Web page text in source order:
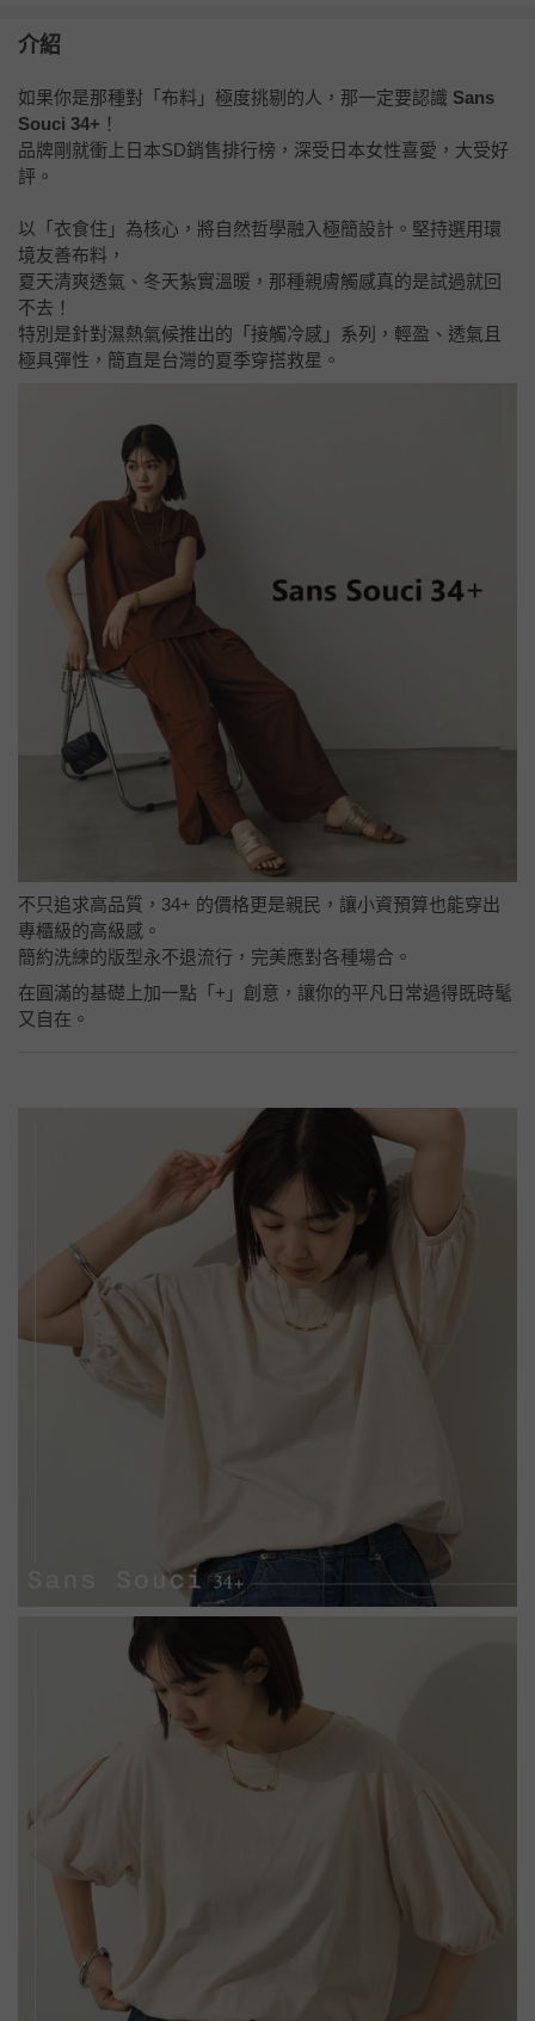
介紹
如果你是那種對「布料」極度挑剔的人，那一定要認識 Sans
Souci 34+ ！
品牌剛就衝上日本SD銷售排行榜，深受日本女性喜愛，大受好
評。
以「衣食住」為核心，將自然哲學融入極簡設計。堅持選用環
境友善布料，
夏天清爽透氣、冬天紮實溫暖，那種親膚觸感真的是試過就回
不去！
特別是針對濕熱氣候推出的「接觸冷感」系列，輕盈、透氣且
極具彈性，簡直是台灣的夏季穿搭救星。
不只追求高品質，34+ 的價格更是親民，讓小資預算也能穿出
專櫃級的高級感。
簡約洗練的版型永不退流行，完美應對各種場合。
在圓滿的基礎上加一點「+」創意，讓你的平凡日常過得既時髦
又自在。